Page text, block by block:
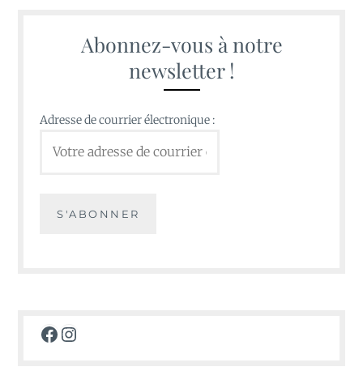
Abonnez-vous à notre
newsletter !
Adresse de courrier électronique :
Facebook
Instagram